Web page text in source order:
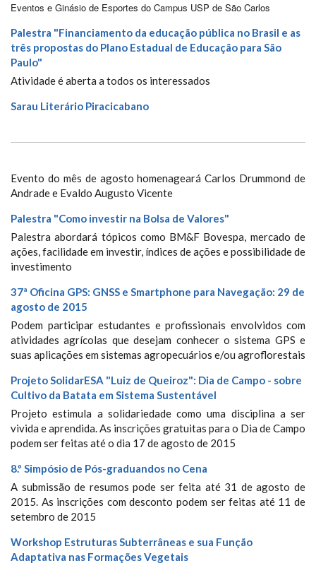
Eventos e Ginásio de Esportes do Campus USP de São Carlos
Palestra "Financiamento da educação pública no Brasil e as
três propostas do Plano Estadual de Educação para São
Paulo"
Atividade é aberta a todos os interessados
Sarau Literário Piracicabano
Evento do mês de agosto homenageará Carlos Drummond de
Andrade e Evaldo Augusto Vicente
Palestra "Como investir na Bolsa de Valores"
Palestra abordará tópicos como BM&F Bovespa, mercado de
ações, facilidade em investir, índices de ações e possibilidade de
investimento
37ª Oficina GPS: GNSS e Smartphone para Navegação: 29 de
agosto de 2015
Podem participar estudantes e profissionais envolvidos com
atividades agrícolas que desejam conhecer o sistema GPS e
suas aplicações em sistemas agropecuários e/ou agroflorestais
Projeto SolidarESA "Luiz de Queiroz": Dia de Campo - sobre
Cultivo da Batata em Sistema Sustentável
Projeto estimula a solidariedade como uma disciplina a ser
vivida e aprendida. As inscrições gratuitas para o Dia de Campo
podem ser feitas até o dia 17 de agosto de 2015
8.º Simpósio de Pós-graduandos no Cena
A submissão de resumos pode ser feita até 31 de agosto de
2015. As inscrições com desconto podem ser feitas até 11 de
setembro de 2015
Workshop Estruturas Subterrâneas e sua Função
Adaptativa nas Formações Vegetais